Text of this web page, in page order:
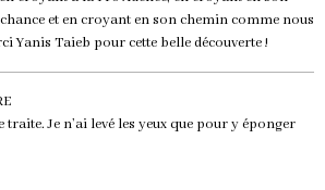
et en croyant en son chemin comme nous
Yanis Taieb pour cette belle découverte !
traite. Je n’ai levé les yeux que pour y éponger